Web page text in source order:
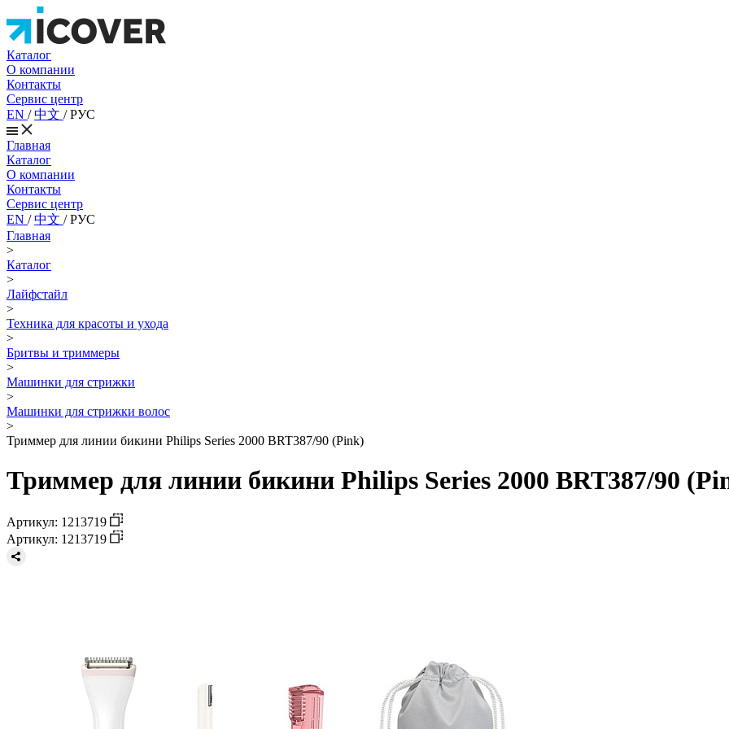
Каталог
О компании
Контакты
Сервис центр
EN /中文 /РУС
Главная
Каталог
О компании
Контакты
Сервис центр
EN /中文 /РУС
Главная
>
Каталог
>
Лайфстайл
>
Техника для красоты и ухода
>
Бритвы и триммеры
>
Машинки для стрижки
>
Машинки для стрижки волос
>
Триммер для линии бикини Philips Series 2000 BRT387/90 (Pink)
Триммер для линии бикини Philips Series 2000 BRT387/90
Артикул: 1213719
Артикул: 1213719